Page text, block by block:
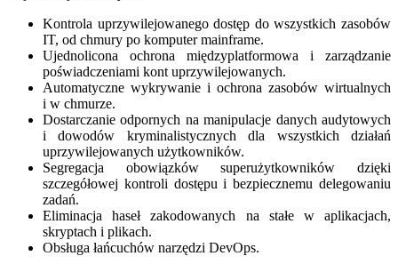
Kontrola uprzywilejowanego dostęp do wszystkich zasobów
IT, od chmury po komputer mainframe.
Ujednolicona ochrona międzyplatformowa i zarządzanie
poświadczeniami kont uprzywilejowanych.
Automatyczne wykrywanie i ochrona zasobów wirtualnych
i w chmurze.
Dostarczanie odpornych na manipulacje danych audytowych
i dowodów kryminalistycznych dla wszystkich działań
uprzywilejowanych użytkowników.
Segregacja obowiązków superużytkowników dzięki
szczegółowej kontroli dostępu i bezpiecznemu delegowaniu
zadań.
Eliminacja haseł zakodowanych na stałe w aplikacjach,
skryptach i plikach.
Obsługa łańcuchów narzędzi DevOps.